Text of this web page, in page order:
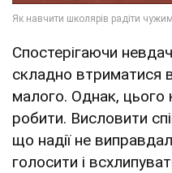
Спостерігаючи
складно втриматися
малого. Однак, цього
робити. Висловити
що надії не
голосити і